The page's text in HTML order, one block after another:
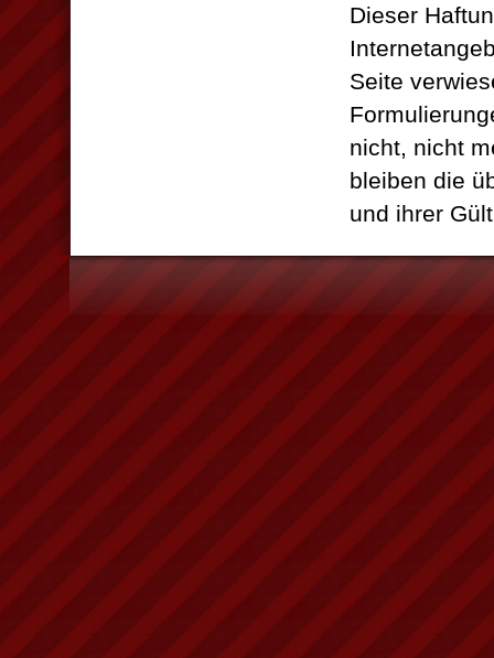
Dieser
Seite
nicht, nicht
bleiben die
und ihrer